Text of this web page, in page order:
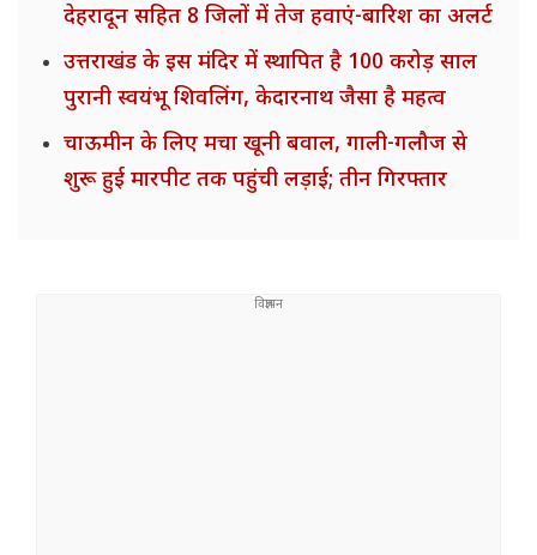
देहरादून सहित 8 जिलों में तेज हवाएं-बारिश का अलर्ट
उत्तराखंड के इस मंदिर में स्थापित है 100 करोड़ साल
पुरानी स्वयंभू शिवलिंग, केदारनाथ जैसा है महत्व
चाऊमीन के लिए मचा खूनी बवाल, गाली-गलौज से
शुरू हुई मारपीट तक पहुंची लड़ाई; तीन गिरफ्तार